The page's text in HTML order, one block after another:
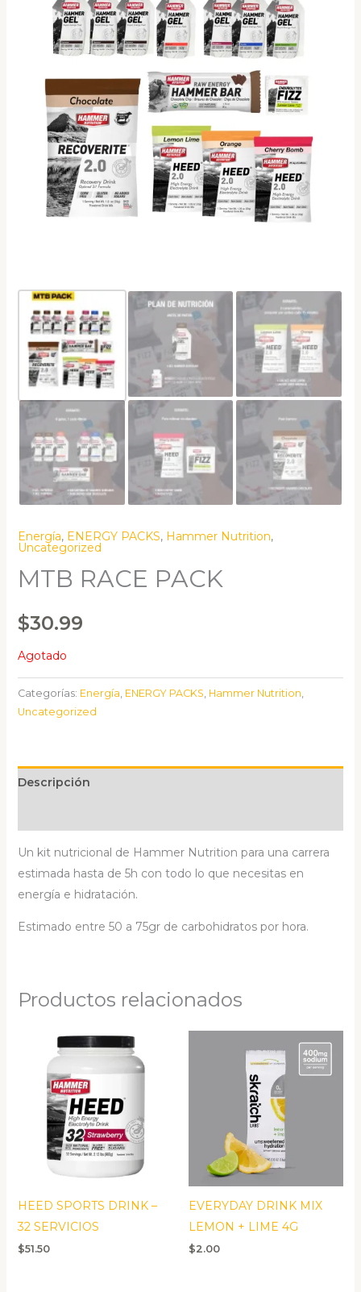
Energía, ENERGY PACKS, Hammer Nutrition,
Uncategorized
MTB RACE PACK
$30.99
Agotado
Categorías: Energía ENERGY PACKS Hammer Nutrition
Uncategorized
Descripción
Un kit nutricional de Hammer Nutrition para una carrera
estimada hasta de 5h con todo lo que necesitas en
energía e hidratación.
Estimado entre 50 a 75gr de carbohidratos por hora.
Productos relacionados
HEED SPORTS DRINK –
32 SERVICIOS
$51.50
EVERYDAY DRINK MIX
LEMON + LIME 4G
$2.00